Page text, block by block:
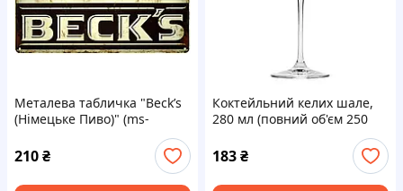
Металева табличка "Beck’s
(Німецьке Пиво)" (ms-
210₴
Коктейльний келих шале,
280 мл (повний об'єм 250
183₴